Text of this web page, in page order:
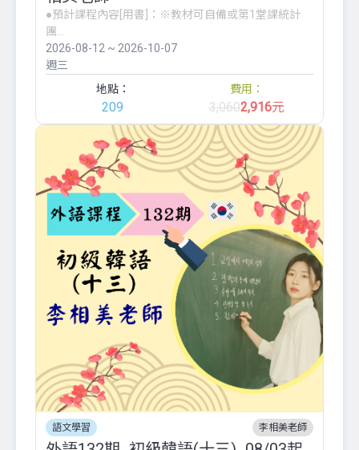
●預計課程內容[用書]：※教材可自備或第1堂課統計
團...
2026-08-12 ~ 2026-10-07
週三
地點：
209
費用：
3,0602,916元
語文學習 李相美老師